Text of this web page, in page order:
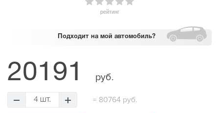
рейтинг
Подходит на мой автомобиль?
20191 руб.
4 шт. = 80764 руб.